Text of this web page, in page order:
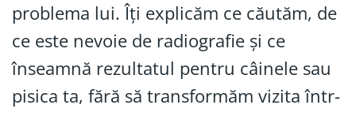
problema lui. Îți explicăm ce căutăm, de
ce este nevoie de radiografie și ce
înseamnă rezultatul pentru câinele sau
pisica ta, fără să transformăm vizita într-